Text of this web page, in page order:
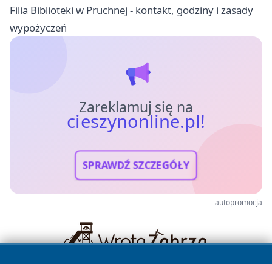
Filia Biblioteki w Pruchnej - kontakt, godziny i zasady
wypożyczeń
Zareklamuj się na
cieszynonline.pl!
SPRAWDŹ SZCZEGÓŁY
autopromocja